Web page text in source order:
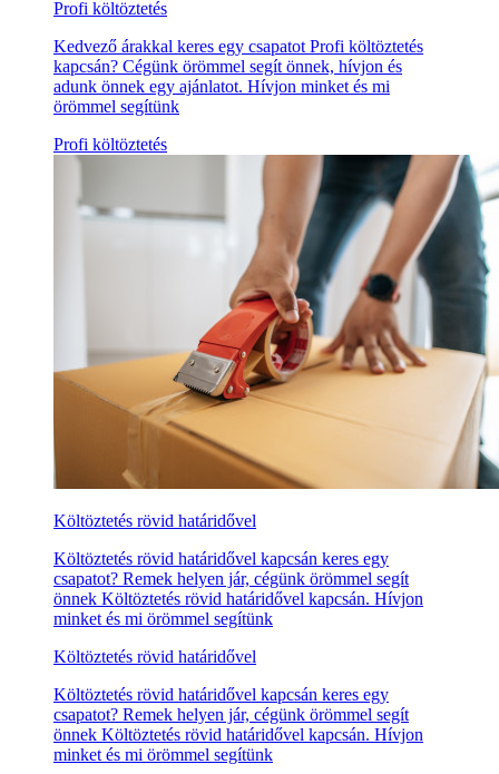
Profi költöztetés
Kedvező árakkal keres egy csapatot Profi költöztetés
kapcsán? Cégünk örömmel segít önnek, hívjon és
adunk önnek egy ajánlatot. Hívjon minket és mi
örömmel segítünk
Profi költöztetés
Költöztetés rövid határidővel
Költöztetés rövid határidővel kapcsán keres egy
csapatot? Remek helyen jár, cégünk örömmel segít
önnek Költöztetés rövid határidővel kapcsán. Hívjon
minket és mi örömmel segítünk
Költöztetés rövid határidővel
Költöztetés rövid határidővel kapcsán keres egy
csapatot? Remek helyen jár, cégünk örömmel segít
önnek Költöztetés rövid határidővel kapcsán. Hívjon
minket és mi örömmel segítünk